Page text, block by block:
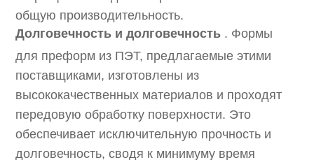
общую производительность.
Долговечность и долговечность . Формы
для преформ из ПЭТ, предлагаемые этими
поставщиками, изготовлены из
высококачественных материалов и проходят
передовую обработку поверхности. Это
обеспечивает исключительную прочность и
долговечность, сводя к минимуму время